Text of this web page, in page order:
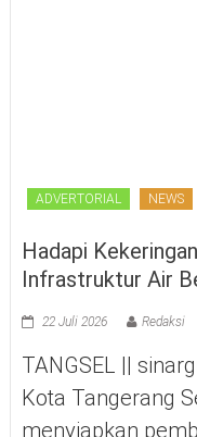
ADVERTORIAL NEWS
Hadapi
Infrastruktur Air
22 Juli 2026 Redaksi
TANGSEL ||
Kota Tangerang
menyiapkan